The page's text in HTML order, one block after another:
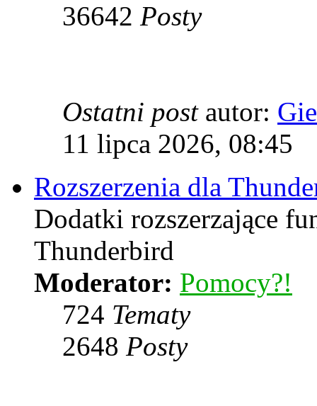
36642 Posty
Ostatni postautor: Gie
11 lipca 2026, 08:45
Rozszerzenia dla
Dodatki rozszerzające
Thunderbird
Moderator: Pomocy?!
724 Tematy
2648 Posty